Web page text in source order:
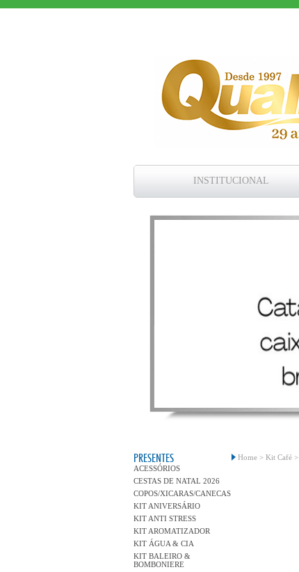
INSTITUCIONAL
PRESENTES
ACESSÓRIOS
CESTAS DE NATAL 2026
COPOS/XICARAS/CANECAS
KIT ANIVERSÁRIO
KIT ANTI STRESS
KIT AROMATIZADOR
KIT ÁGUA & CIA
KIT BALEIRO &
BOMBONIERE
Home > Kit Café >